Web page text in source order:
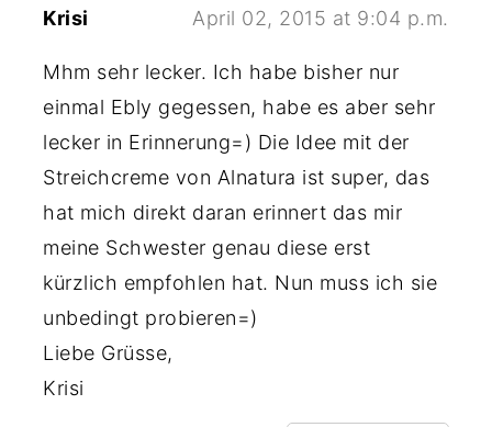
Krisi April 02, 2015 at 9:04 p.m.
Mhm sehr lecker. Ich habe bisher nur
einmal Ebly gegessen, habe es aber sehr
lecker in Erinnerung=) Die Idee mit der
Streichcreme von Alnatura ist super, das
hat mich direkt daran erinnert das mir
meine Schwester genau diese erst
kürzlich empfohlen hat. Nun muss ich sie
unbedingt probieren=)
Liebe Grüsse,
Krisi